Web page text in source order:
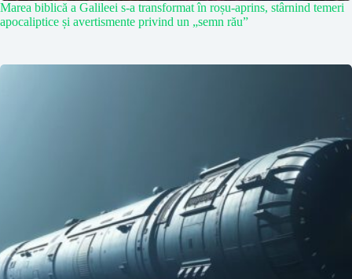
Marea biblică a Galileei s-a transformat în roșu-aprins, stârnind temeri
apocaliptice și avertismente privind un „semn rău”